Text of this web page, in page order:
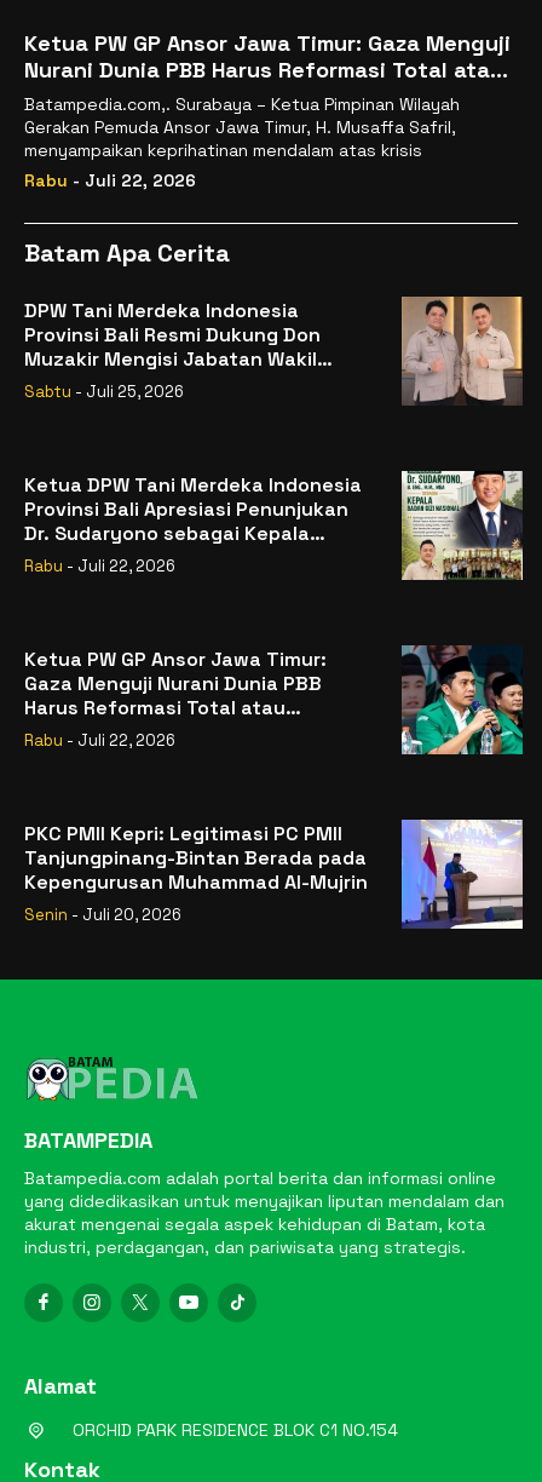
Ketua PW GP Ansor Jawa Timur: Gaza Menguji
Nurani Dunia PBB Harus Reformasi Total atau
Kehilangan Legitimasi
Batampedia.com,. Surabaya – Ketua Pimpinan Wilayah
Gerakan Pemuda Ansor Jawa Timur, H. Musaffa Safril,
menyampaikan keprihatinan mendalam atas krisis
Rabu - Juli 22, 2026
Batam Apa Cerita
DPW Tani Merdeka Indonesia
Provinsi Bali Resmi Dukung Don
Muzakir Mengisi Jabatan Wakil
Menteri Pertanian RI
Sabtu - Juli 25, 2026
Ketua DPW Tani Merdeka Indonesia
Provinsi Bali Apresiasi Penunjukan
Dr. Sudaryono sebagai Kepala
Badan Gizi Nasional
Rabu - Juli 22, 2026
Ketua PW GP Ansor Jawa Timur:
Gaza Menguji Nurani Dunia PBB
Harus Reformasi Total atau
Kehilangan Legitimasi
Rabu - Juli 22, 2026
PKC PMII Kepri: Legitimasi PC PMII
Tanjungpinang-Bintan Berada pada
Kepengurusan Muhammad Al-Mujrin
Senin - Juli 20, 2026
BATAMPEDIA
Batampedia.com adalah portal berita dan informasi online
yang didedikasikan untuk menyajikan liputan mendalam dan
akurat mengenai segala aspek kehidupan di Batam, kota
industri, perdagangan, dan pariwisata yang strategis.
Alamat
ORCHID PARK RESIDENCE BLOK C1 NO.154
Kontak